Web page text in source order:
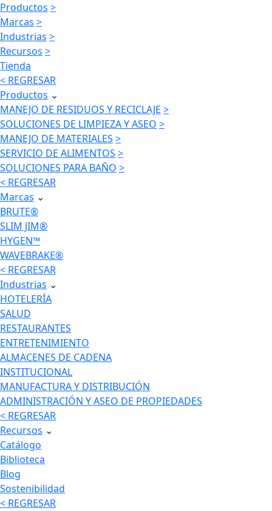
Productos >
Marcas >
Industrias >
Recursos >
Tienda
< REGRESAR
Productos ⌄
MANEJO DE RESIDUOS Y RECICLAJE >
SOLUCIONES DE LIMPIEZA Y ASEO >
MANEJO DE MATERIALES >
SERVICIO DE ALIMENTOS >
SOLUCIONES PARA BAÑO >
< REGRESAR
Marcas ⌄
BRUTE®
SLIM JIM®
HYGEN™
WAVEBRAKE®
< REGRESAR
Industrias ⌄
HOTELERÍA
SALUD
RESTAURANTES
ENTRETENIMIENTO
ALMACENES DE CADENA
INSTITUCIONAL
MANUFACTURA Y DISTRIBUCIÓN
ADMINISTRACIÓN Y ASEO DE PROPIEDADES
< REGRESAR
Recursos ⌄
Catálogo
Biblioteca
Blog
Sostenibilidad
< REGRESAR